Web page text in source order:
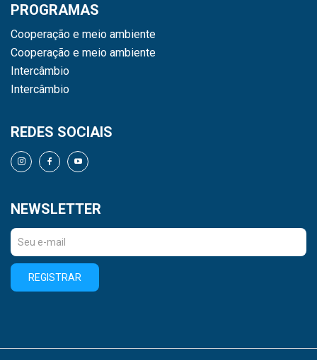
PROGRAMAS
Cooperação e meio ambiente
Cooperação e meio ambiente
Intercâmbio
Intercâmbio
REDES SOCIAIS
NEWSLETTER
REGISTRAR